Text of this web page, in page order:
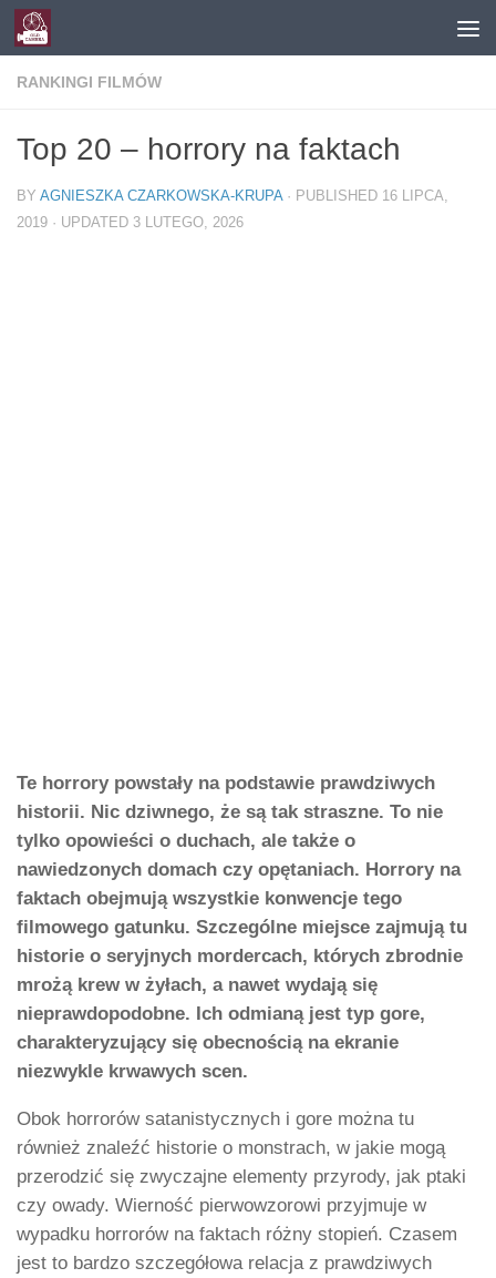
Skip to content
RANKINGI FILMÓW
Top 20 – horrory na faktach
BY AGNIESZKA CZARKOWSKA-KRUPA · PUBLISHED 16 LIPCA,
2019 · UPDATED 3 LUTEGO, 2026
Te horrory powstały na podstawie prawdziwych
historii. Nic dziwnego, że są tak straszne. To nie
tylko opowieści o duchach, ale także o
nawiedzonych domach czy opętaniach. Horrory na
faktach obejmują wszystkie konwencje tego
filmowego gatunku. Szczególne miejsce zajmują tu
historie o seryjnych mordercach, których zbrodnie
mrożą krew w żyłach, a nawet wydają się
nieprawdopodobne. Ich odmianą jest typ gore,
charakteryzujący się obecnością na ekranie
niezwykle krwawych scen.
Obok horrorów satanistycznych i gore można tu
również znaleźć historie o monstrach, w jakie mogą
przerodzić się zwyczajne elementy przyrody, jak ptaki
czy owady. Wierność pierwowzorowi przyjmuje w
wypadku horrorów na faktach różny stopień. Czasem
jest to bardzo szczegółowa relacja z prawdziwych